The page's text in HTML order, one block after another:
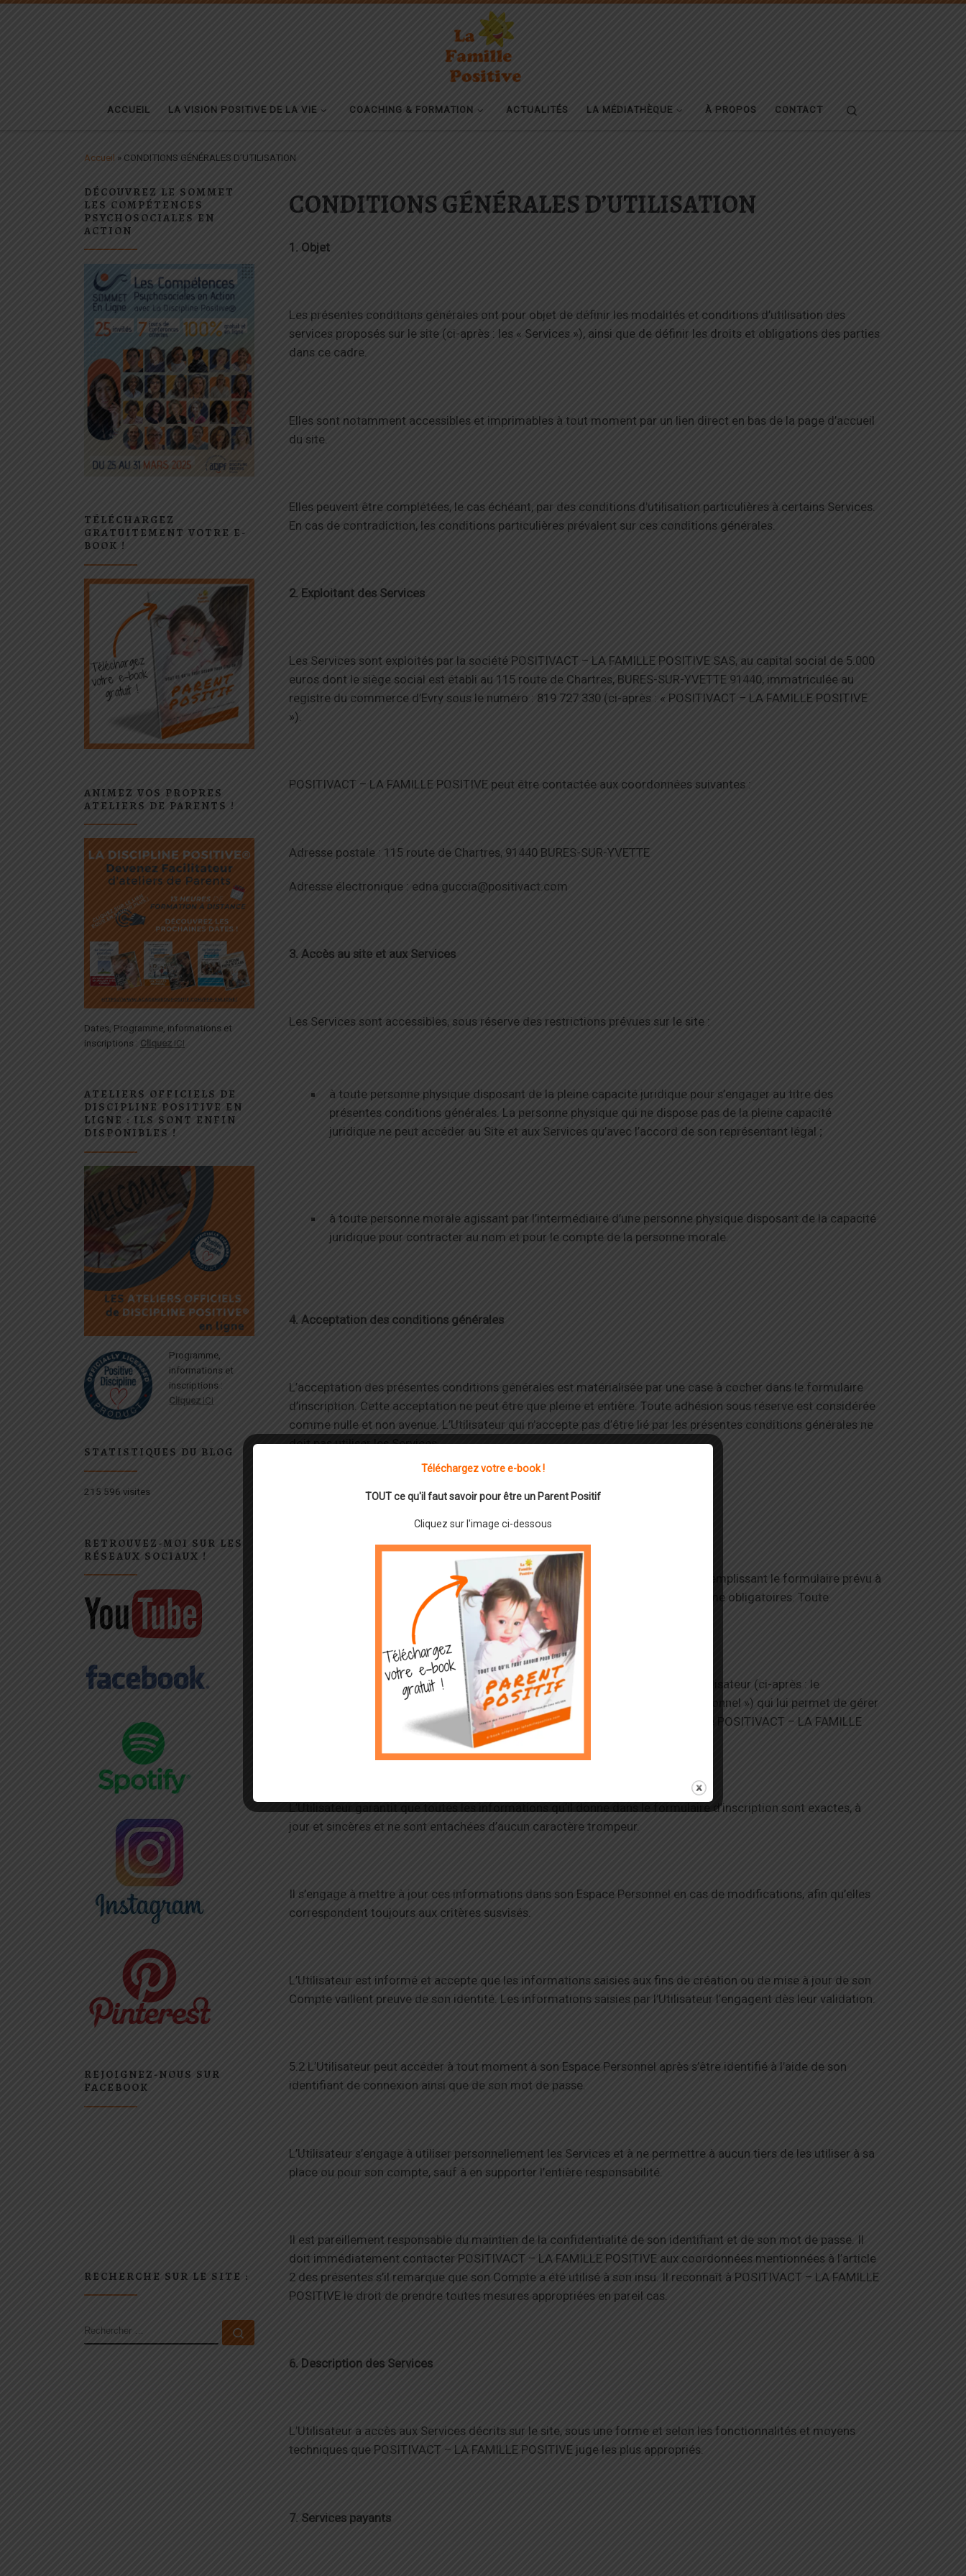
ACCUEIL LA VISION POSITIVE DE LA VIE COACHING & FORMATION ACTUALITÉS LA MÉDIATHÈQUE À PROPOS CONTACT
Accueil » CONDITIONS GÉNÉRALES D’UTILISATION
CONDITIONS GÉNÉRALES D’UTILISATION
1. Objet
Les présentes conditions générales ont pour objet de définir les modalités et conditions d’utilisation des
services proposés sur le site (ci-après : les « Services »), ainsi que de définir les droits et obligations des parties
dans ce cadre.
Elles sont notamment accessibles et imprimables à tout moment par un lien direct en bas de la page d’accueil
du site.
Elles peuvent être complétées, le cas échéant, par des conditions d’utilisation particulières à certains Services.
En cas de contradiction, les conditions particulières prévalent sur ces conditions générales.
2. Exploitant des Services
Les Services sont exploités par la société POSITIVACT – LA FAMILLE POSITIVE SAS, au capital social de 5.000
euros dont le siège social est établi au 115 route de Chartres, BURES-SUR-YVETTE 91440, immatriculée au
registre du commerce d’Evry sous le numéro : 819 727 330 (ci-après : « POSITIVACT – LA FAMILLE POSITIVE
»).
POSITIVACT – LA FAMILLE POSITIVE peut être contactée aux coordonnées suivantes :
Adresse postale : 115 route de Chartres, 91440 BURES-SUR-YVETTE
Adresse électronique : edna.guccia@positivact.com
3. Accès au site et aux Services
Les Services sont accessibles, sous réserve des restrictions prévues sur le site :
à toute personne physique disposant de la pleine capacité juridique pour s’engager au titre des
présentes conditions générales. La personne physique qui ne dispose pas de la pleine capacité
juridique ne peut accéder au Site et aux Services qu’avec l’accord de son représentant légal ;
à toute personne morale agissant par l’intermédiaire d’une personne physique disposant de la capacité
juridique pour contracter au nom et pour le compte de la personne morale.
4. Acceptation des conditions générales
L’acceptation des présentes conditions générales est matérialisée par une case à cocher dans le formulaire
d’inscription. Cette acceptation ne peut être que pleine et entière. Toute adhésion sous réserve est considérée
comme nulle et non avenue. L’Utilisateur qui n’accepte pas d’être lié par les présentes conditions générales ne
doit pas utiliser les Services.
5.1 L’utilisation des Services nécessite que l’Utilisateur s’inscrive sur le site, en remplissant le formulaire prévu à
cet effet. L’Utilisateur doit fournir l’ensemble des informations marquées comme obligatoires. Toute
inscription incomplète ne sera pas validée.
L’inscription entraîne automatiquement l’ouverture d’un compte au nom de l’Utilisateur (ci-après : le
« Compte »), lui donnant accès à un espace personnel (ci-après : l’« Espace Personnel ») qui lui permet de gérer
son utilisation des Services sous une forme et selon les moyens techniques que POSITIVACT – LA FAMILLE
POSITIVE juge les plus appropriés pour rendre les dits Services.
L’Utilisateur garantit que toutes les informations qu’il donne dans le formulaire d’inscription sont exactes, à
jour et sincères et ne sont entachées d’aucun caractère trompeur.
Il s’engage à mettre à jour ces informations dans son Espace Personnel en cas de modifications, afin qu’elles
correspondent toujours aux critères susvisés.
L’Utilisateur est informé et accepte que les informations saisies aux fins de création ou de mise à jour de son
Compte vaillent preuve de son identité. Les informations saisies par l’Utilisateur l’engagent dès leur validation.
5.2 L’Utilisateur peut accéder à tout moment à son Espace Personnel après s’être identifié à l’aide de son
identifiant de connexion ainsi que de son mot de passe.
L’Utilisateur s’engage à utiliser personnellement les Services et à ne permettre à aucun tiers de les utiliser à sa
place ou pour son compte, sauf à en supporter l’entière responsabilité.
Il est pareillement responsable du maintien de la confidentialité de son identifiant et de son mot de passe. Il
doit immédiatement contacter POSITIVACT – LA FAMILLE POSITIVE aux coordonnées mentionnées à l’article
2 des présentes s’il remarque que son Compte a été utilisé à son insu. Il reconnaît à POSITIVACT – LA FAMILLE
POSITIVE le droit de prendre toutes mesures appropriées en pareil cas.
6. Description des Services
L’Utilisateur a accès aux Services décrits sur le site, sous une forme et selon les fonctionnalités et moyens
techniques que POSITIVACT – LA FAMILLE POSITIVE juge les plus appropriés.
7. Services payants
DÉCOUVREZ LE SOMMET
LES COMPÉTENCES
PSYCHOSOCIALES EN
ACTION
TÉLÉCHARGEZ
GRATUITEMENT VOTRE E-
BOOK !
ANIMEZ VOS PROPRES
ATELIERS DE PARENTS !
Dates, Programme, informations et
inscriptions : Cliquez ICI
ATELIERS OFFICIELS DE
DISCIPLINE POSITIVE EN
LIGNE : ILS SONT ENFIN
DISPONIBLES !
Programme,
informations et
inscriptions :
Cliquez ICI
STATISTIQUES DU BLOG
215 596 visites
RETROUVEZ-MOI SUR LES
RÉSEAUX SOCIAUX !
REJOIGNEZ-NOUS SUR
FACEBOOK
RECHERCHE SUR LE SITE :
RECHERCHER
Téléchargez votre e-book !
TOUT ce qu'il faut savoir pour être un Parent Positif
Cliquez sur l'image ci-dessous